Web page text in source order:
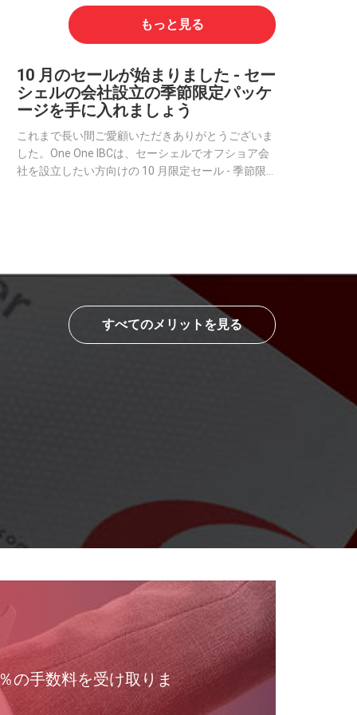
10 月のセールが始まりました - セー
シェルの会社設立の季節限定パッケ
ージを手に入れましょう
これまで長い間ご愛顧いただきありがとうございま
した。One One IBCは、セーシェルでオフショア会
社を設立したい方向けの 10 月限定セール - 季節限
もっと見る
すべてのメリットを見る
の手数料を受け取りま